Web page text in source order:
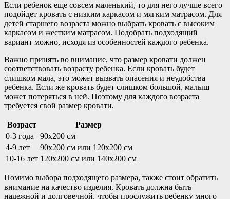
Если ребенок еще совсем маленький, то для него лучше всего
подойдет кровать с низким каркасом и мягким матрасом. Для
детей старшего возраста можно выбрать кровать с высоким
каркасом и жестким матрасом. Подобрать подходящий
вариант можно, исходя из особенностей каждого ребенка.
Важно принять во внимание, что размер кровати должен
соответствовать возрасту ребенка. Если кровать будет
слишком мала, это может вызвать опасения и неудобства
ребенка. Если же кровать будет слишком большой, малыш
может потеряться в ней. Поэтому для каждого возраста
требуется свой размер кровати.
Возраст
Размер
0-3 года
90х200 см
4-9 лет
90х200 см или 120х200 см
10-16 лет 120х200 см или 140х200 см
Помимо выбора подходящего размера, также стоит обратить
внимание на качество изделия. Кровать должна быть
надежной и долговечной, чтобы прослужить ребенку много